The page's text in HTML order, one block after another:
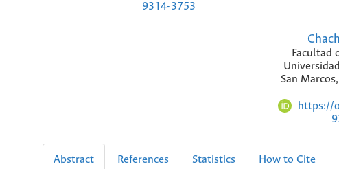
9314-3753
Facultad
San
https://
Abstract References Statistics How to Cite